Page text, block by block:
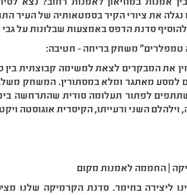
אמנות במוזיאון לאמנות רחוב? נצא
נגלה את ציורי הקיר בסמטאותיה של העיר
להוסיף סדנת הדפס באמצעות שבלונות על
טמפלרים״ משחק בריחה - חטיבה:
את המבקרים לצאת למשימה קבוצתית בין
למסע מאתגר ומלא במסתורין. המשחק משלב
לפתור תעלומה סודית שהתרחשה
וילהלם השני ורעייתו, הקיסרית אוגוסטה
| החממה לאמנות מקום
ליצירה בחימר. סדנת הקרמיקה שלנו